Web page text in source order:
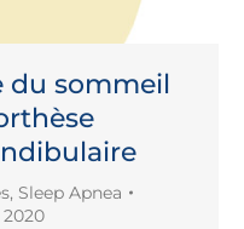
du sommeil
, Sleep Apnea